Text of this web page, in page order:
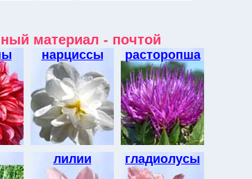
материал - почтой
нарциссы расторопша
лилии гладиолусы